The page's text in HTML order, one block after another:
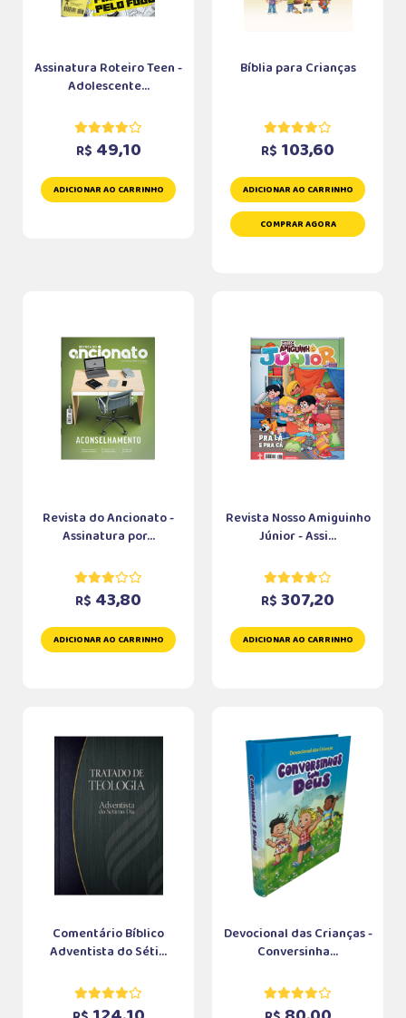
Assinatura Roteiro Teen -
Adolescente...
R$ 49,10
ADICIONAR AO CARRINHO
Bíblia para Crianças
R$ 103,60
ADICIONAR AO CARRINHO
COMPRAR AGORA
Revista do Ancionato -
Assinatura por...
R$ 43,80
ADICIONAR AO CARRINHO
Revista Nosso Amiguinho
Júnior - Assi...
R$ 307,20
ADICIONAR AO CARRINHO
Comentário Bíblico
Adventista do Séti...
Devocional das Crianças -
Conversinha...